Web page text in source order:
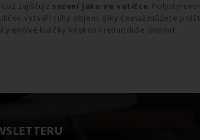
zajišťuje sezení jako ve vatičce.
vytváří tuhý objem, díky čemuž můžete
kuličky kdykoliv jednoduše doplnit.